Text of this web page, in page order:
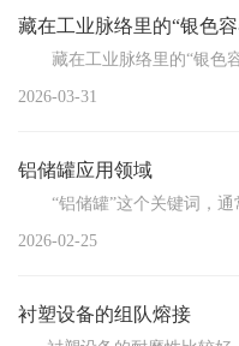
藏在工业脉络里的“银色
2026-03-31
铝储罐应用领域
2026-02-25
衬塑设备的组队熔接